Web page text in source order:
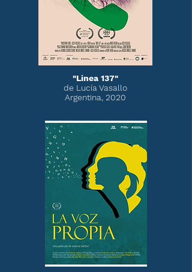
"Linea 137"
de Lucía Vasallo
Argentina, 2020